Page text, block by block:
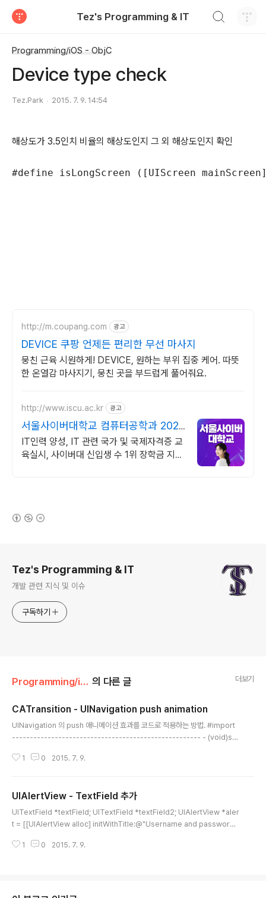
Tez's Programming & IT
Programming/iOS - ObjC
Device type check
Tez.Park 2015. 7. 9. 14:54
해상도가 3.5인치 비율의 해상도인지 그 외 해상도인지 확인
http://m.coupang.com 광고
DEVICE 쿠팡 언제든 편리한 무선 마사지
뭉친 근육 시원하게! DEVICE, 원하는 부위 집중 케어. 따뜻
한 온열감 마사지기, 뭉친 곳을 부드럽게 풀어줘요.
http://www.iscu.ac.kr 광고
서울사이버대학교 컴퓨터공학과 2026
가을학기 신편입생
IT인력 양성, IT 관련 국가 및 국제자격증 교
육실시, 사이버대 신입생 수 1위 장학금 지급
Tez's Programming & IT
개발 관련 지식 및 이슈
구독하기
Programming/iOS - ObjC 의 다른 글 더보기
CATransition - UINavigation push animation
UINavigation 의 push 애니메이션 효과를 코드로 적용하는 방법. #import
----------------------------------------------------- - (void)sh
nimation = [CATransition animation]; [animation setDuration:0.5];
TimingFunction functionWithName:k..
1 0 2015. 7. 9.
UIAlertView - TextField 추가
UITextField *textField; UITextField *textField2; UIAlertView *aler
t = [[UIAlertView alloc] initWithTitle:@"Username and password"
cancelButtonTitle:@"Cancel" otherButtonTitles:@"Enter", nil]; text
1 0 2015. 7. 9.